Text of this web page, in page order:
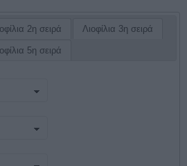
2η σειρά Λιοφίλια 3η σειρά
5η σειρά